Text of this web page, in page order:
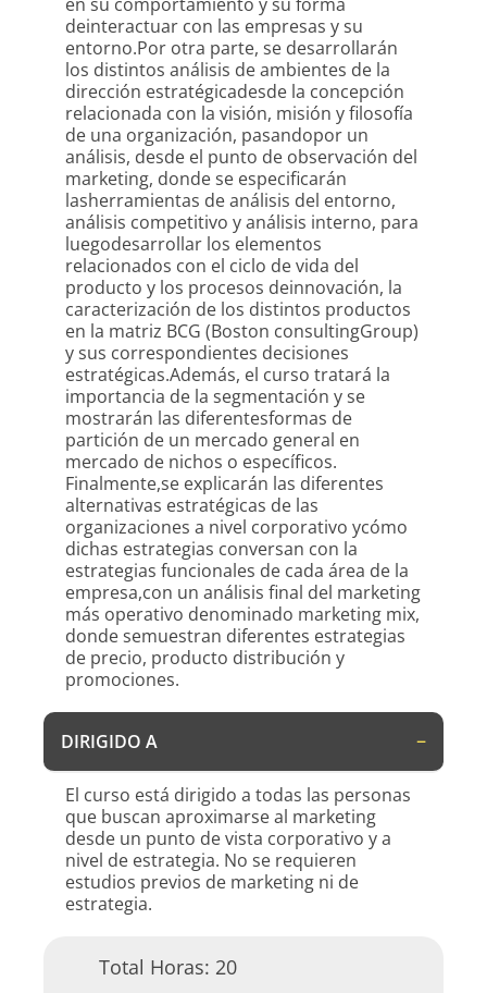
deinteractuar con las empresas y su
entorno.Por otra parte, se desarrollarán
los distintos análisis de ambientes de la
dirección estratégicadesde la concepción
relacionada con la visión, misión y filosofía
de una organización, pasandopor un
análisis, desde el punto de observación del
marketing, donde se especificarán
lasherramientas de análisis del entorno,
análisis competitivo y análisis interno, para
luegodesarrollar los elementos
relacionados con el ciclo de vida del
producto y los procesos deinnovación, la
caracterización de los distintos productos
en la matriz BCG (Boston consultingGroup)
y sus correspondientes decisiones
estratégicas.Además, el curso tratará la
importancia de la segmentación y se
mostrarán las diferentesformas de
partición de un mercado general en
mercado de nichos o específicos.
Finalmente,se explicarán las diferentes
alternativas estratégicas de las
organizaciones a nivel corporativo ycómo
dichas estrategias conversan con la
estrategias funcionales de cada área de la
empresa,con un análisis final del marketing
más operativo denominado marketing mix,
donde semuestran diferentes estrategias
de precio, producto distribución y
promociones.
DIRIGIDO A
El curso está dirigido a todas las personas
que buscan aproximarse al marketing
desde un punto de vista corporativo y a
nivel de estrategia. No se requieren
estudios previos de marketing ni de
estrategia.
Total Horas: 20